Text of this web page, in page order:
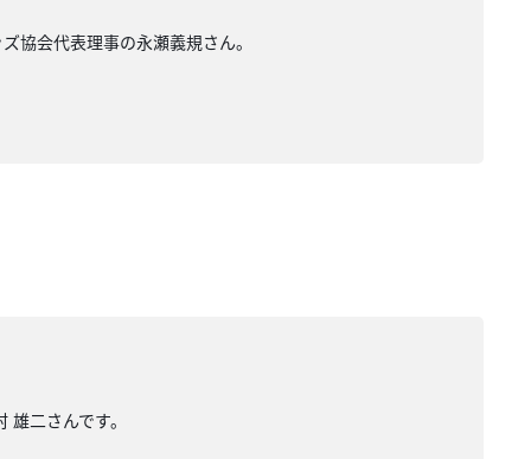
協会代表理事の永瀬義規さん。
二さんです。